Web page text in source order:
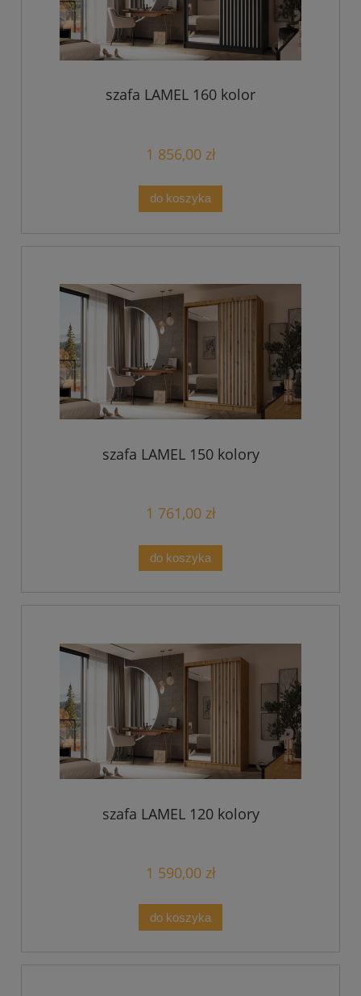
szafa LAMEL 160 kolor
1 856,00 zł
do koszyka
szafa LAMEL 150 kolory
1 761,00 zł
do koszyka
szafa LAMEL 120 kolory
1 590,00 zł
do koszyka